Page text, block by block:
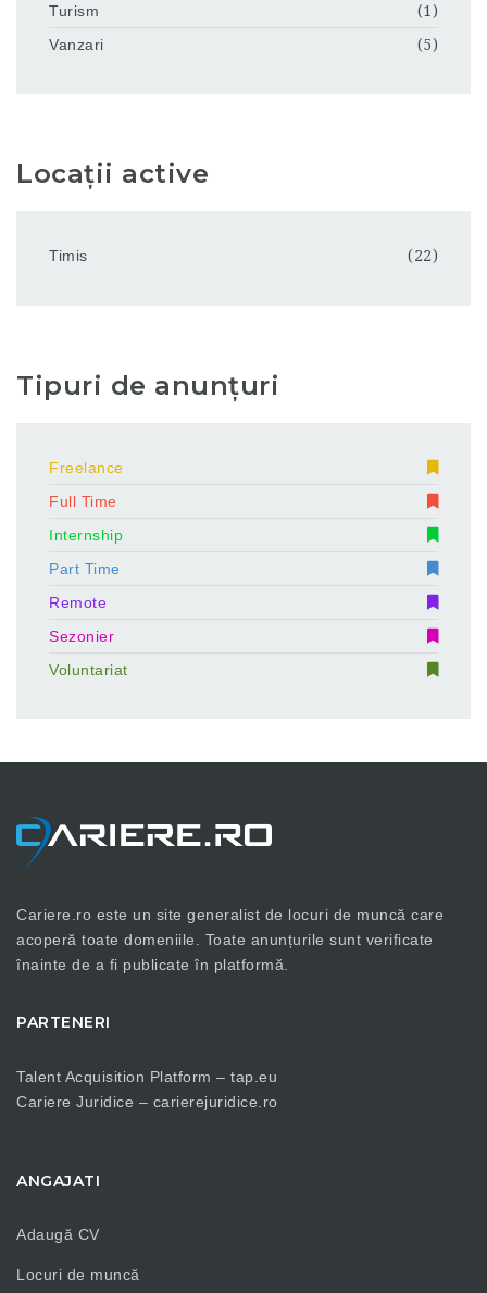
Turism
(1)
Vanzari
(5)
Locații active
Timis (22)
Tipuri de anunțuri
Freelance
Full Time
Internship
Part Time
Remote
Sezonier
Voluntariat
Cariere.ro este un site generalist de locuri de muncă care
acoperă toate domeniile. Toate anunțurile sunt verificate
înainte de a fi publicate în platformă.
PARTENERI
Talent Acquisition Platform – tap.eu
Cariere Juridice – carierejuridice.ro
ANGAJATI
Adaugă CV
Locuri de muncă